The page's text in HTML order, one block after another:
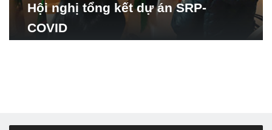
Hội nghị tổng kết dự án SRP-
COVID